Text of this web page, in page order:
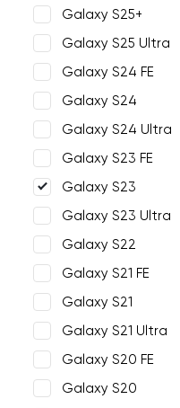
Galaxy S25+
Galaxy S25 Ultra
Galaxy S24 FE
Galaxy S24
Galaxy S24 Ultra
Galaxy S23 FE
Galaxy S23
Galaxy S23 Ultra
Galaxy S22
Galaxy S21 FE
Galaxy S21
Galaxy S21 Ultra
Galaxy S20 FE
Galaxy S20